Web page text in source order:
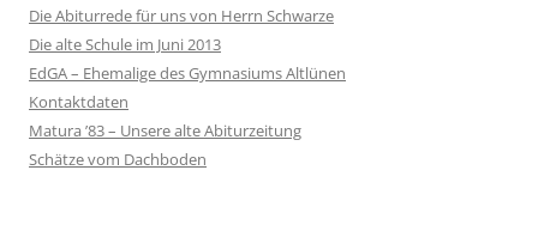
Die Abiturrede für uns von Herrn Schwarze
Die alte Schule im Juni 2013
EdGA – Ehemalige des Gymnasiums Altlünen
Kontaktdaten
Matura ’83 – Unsere alte Abiturzeitung
Schätze vom Dachboden